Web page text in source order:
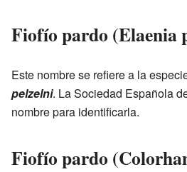
Fiofío pardo (Elaenia
Este nombre se refiere a la
pelzelni. La Sociedad Española
nombre para identificarla.
Fiofío pardo